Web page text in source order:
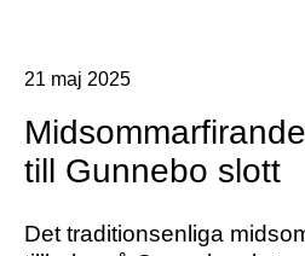
21 maj 2025
till Gunnebo slott
Det traditionsenliga